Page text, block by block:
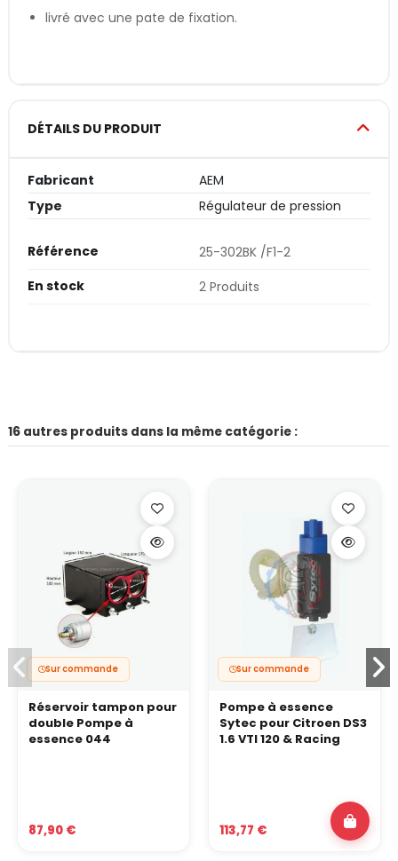
livré avec une pate de fixation.
DÉTAILS DU PRODUIT
Fabricant
AEM
Type
Régulateur de pression
Référence
25-302BK /F1-2
En stock
2 Produits
16 autres produits dans la même catégorie :
Sur commande
Réservoir tampon pour
double Pompe à
essence 044
87,90 €
Sur commande
Pompe à essence
Sytec pour Citroen DS3
1.6 VTI 120 & Racing
113,77 €